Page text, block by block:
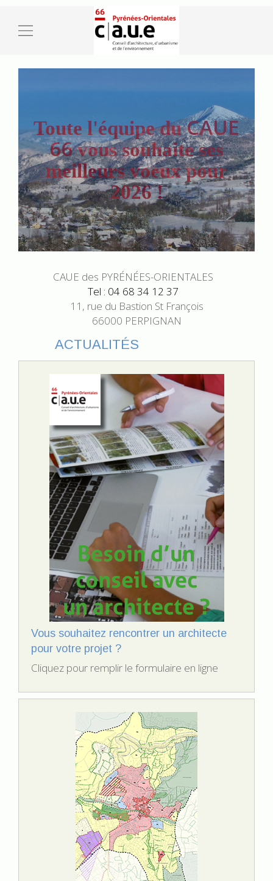
Toute l'équipe duCAUE
66est à votre
disposition !
Toute l'équipe duCAUE
66vous souhaite ses
meilleurs voeux pour
2026 !
CAUE des PYRÉNÉES-ORIENTALES
Tel : 04 68 34 12 37
11, rue du Bastion St François
66000 PERPIGNAN
ACTUALITÉS
Vous souhaitez rencontrer un architecte
pour votre projet ?
Cliquez pour remplir le formulaire en ligne